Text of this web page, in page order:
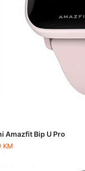
Amazfit Bip U Pro
KM